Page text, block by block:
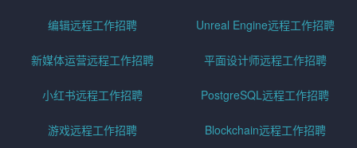
编辑远程工作招聘 Unreal Engine远程工作招聘
新媒体运营远程工作招聘 平面设计师远程工作招聘
小红书远程工作招聘 PostgreSQL远程工作招聘
游戏远程工作招聘 Blockchain远程工作招聘